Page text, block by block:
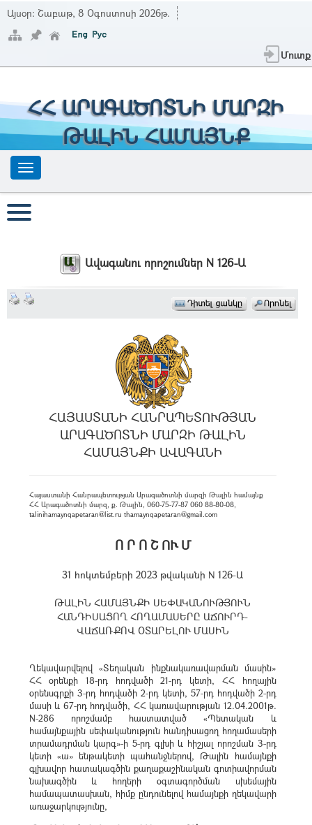
Այսօր: Շաբաթ, 8 Օգոստոսի 2026թ.
Մուտք
ՀՀ ԱՐԱԳԱԾՈՏՆԻ ՄԱՐԶԻ
ԹԱԼԻՆ ՀԱՄԱՅՆՔ
Ավագանու որոշումներ N 126-Ա
ՀԱՅԱՍՏԱՆԻ ՀԱՆՐԱՊԵՏՈՒԹՅԱՆ
ԱՐԱԳԱԾՈՏՆԻ ՄԱՐԶԻ ԹԱԼԻՆ
ՀԱՄԱՅՆՔԻ ԱՎԱԳԱՆԻ
Հայաստանի Հանրապետության Արագածոտնի մարզի Թալին համայնք
ՀՀ Արագածոտնի մարզ, ք. Թալին, 060-75-77-87 060 88-80-08,
talinihamaynqapetaran@list.ru thamaynqapetaran@gmail.com
Ո Ր Ո Շ ՈՒ Մ
31 հոկտեմբերի 2023 թվականի N 126-Ա
ԹԱԼԻՆ ՀԱՄԱՅՆՔԻ ՍԵՓԱԿԱՆՈՒԹՅՈՒՆ
ՀԱՆԴԻՍԱՑՈՂ ՀՈՂԱՄԱՍԵՐԸ ԱՃՈՒՐԴ-
ՎԱՃԱՌՔՈՎ ՕՏԱՐԵԼՈՒ ՄԱՍԻՆ
Ղեկավարվելով «Տեղական ինքնակառավարման մասին»
ՀՀ օրենքի 18-րդ հոդվածի 21-րդ կետի, ՀՀ հողային
օրենսգրքի 3-րդ հոդվածի 2-րդ կետի, 57-րդ հոդվածի 2-րդ
մասի և 67-րդ հոդվածի, ՀՀ կառավարության 12.04.2001թ.
N-286 որոշմամբ հաստատված «Պետական և
համայնքային սեփականություն հանդիսացող հողամասերի
տրամադրման կարգ»-ի 5-րդ գլխի և հիշյալ որոշման 3-րդ
կետի «ա» ենթակետի պահանջներով, Թալին համայնքի
գլխավոր հատակագծին քաղաքաշինական գոտիավորման
նախագծին և հողերի օգտագործման սխեմային
համապատասխան, հիմք ընդունելով համայնքի ղեկավարի
առաջարկությունը,